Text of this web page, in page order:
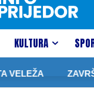
KULTURA
ZAVRŠENA